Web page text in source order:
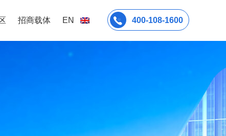
招商载体 EN 400-108-1600